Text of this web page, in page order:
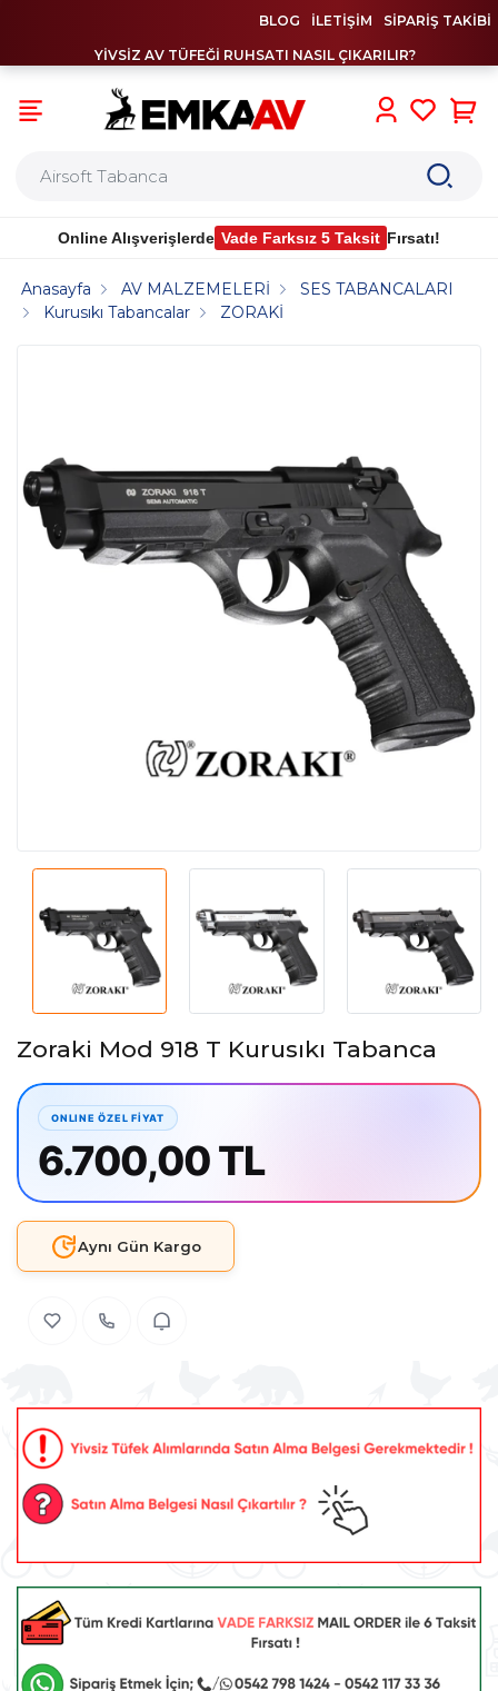
BLOG İLETİŞİM SİPARİŞ TAKİBİ
YİVSİZ AV TÜFEĞİ RUHSATI NASIL ÇIKARILIR?
Online Alışverişlerde Vade Farksız 5 Taksit Fırsatı!
Anasayfa AV MALZEMELERİ
SES TABANCALARI
Kurusıkı Tabancalar
ZORAKİ
Zoraki Mod 918 T Kurusıkı Tabanca
6.700,00 TL
Aynı Gün Kargo